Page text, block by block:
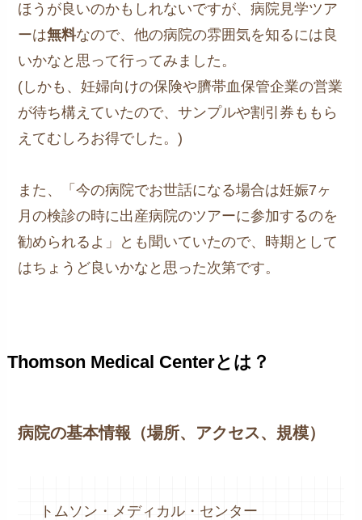
ほうが良いのかもしれないですが、病院見学ツア
ーは無料なので、他の病院の雰囲気を知るには良
いかなと思って行ってみました。
(しかも、妊婦向けの保険や臍帯血保管企業の営業
が待ち構えていたので、サンプルや割引券ももら
えてむしろお得でした。)
また、「今の病院でお世話になる場合は妊娠7ヶ
月の検診の時に出産病院のツアーに参加するのを
勧められるよ」とも聞いていたので、時期として
はちょうど良いかなと思った次第です。
Thomson Medical Centerとは？
病院の基本情報（場所、アクセス、規模）
トムソン・メディカル・センター